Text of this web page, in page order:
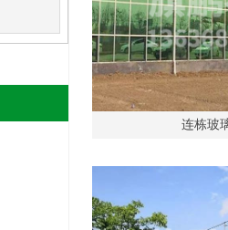
连栋玻